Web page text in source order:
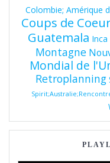
Colombie; Amérique
Coups de
Guatemala Inca
Montagne
Mondial de
Retroplanning